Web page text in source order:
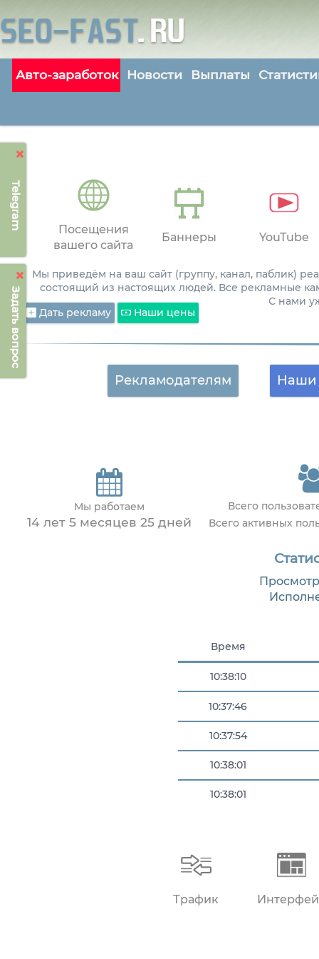
Telegram
Задать вопрос
Авто-заработок Новости Выплаты
Посещения
вашего сайта
Баннеры YouTube
Мы приведём на ваш сайт (группу, канал, паблик)
состоящий из настоящих людей. Все рекламные
С нами
Дать рекламу
Наши цены
Рекламодателям Наши
Мы работаем
14 лет 5 месяцев 25 дней
Всего
Всего активных
Время
10:38:10
10:37:46
10:37:54
10:38:01
10:38:01
Трафик